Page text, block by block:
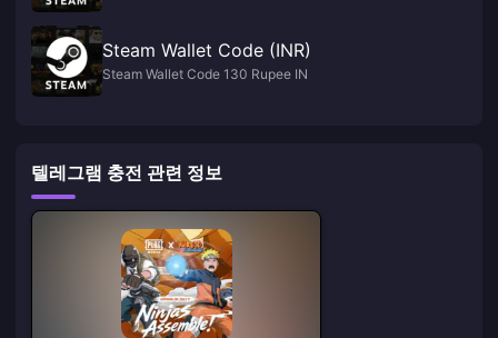
Steam Wallet Code (INR)
Steam Wallet Code 130 Rupee IN
텔레그램 충전 관련 정보